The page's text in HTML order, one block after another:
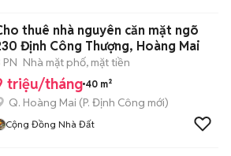
thuê nhà nguyên căn mặt ngõ
Định Công Thượng, Hoàng Mai
PN Nhà mặt phố, mặt tiền
triệu/tháng 40 m²
Q. Hoàng Mai (P. Định Công mới)
Cộng Đồng Nhà Đất